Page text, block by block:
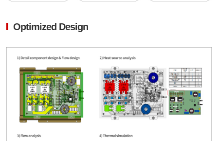
Optimized Design